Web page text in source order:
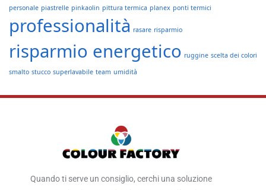
personale piastrelle pinkaolin pittura termica planex ponti termici
professionalità rasare risparmio
risparmio energetico ruggine scelta dei colori
smalto stucco superlavabile team umidità
Quando ti serve un consiglio, cerchi una soluzione